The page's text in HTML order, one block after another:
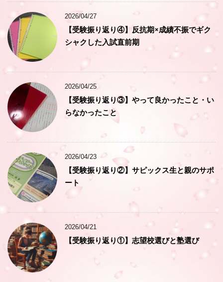
2026/04/27
【受験振り返り④】反抗期×成績不振でギク
シャクした入試直前期
2026/04/25
【受験振り返り③】やって良かったこと・い
らなかったこと
2026/04/23
【受験振り返り②】サピックス生と親のサポ
ート
2026/04/21
【受験振り返り①】志望校選びと塾選び